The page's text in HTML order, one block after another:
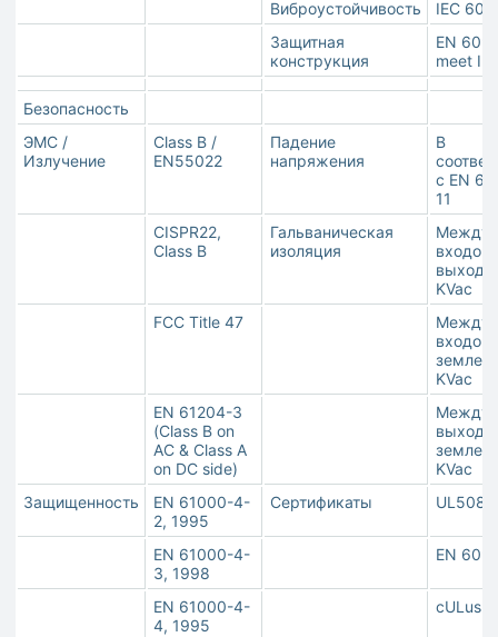
Виброустойчивость
IEC
Защитная
конструкция
EN
meet
Безопасность
ЭМС /
Излучение
Class B /
EN55022
Падение
напряжения
В
с EN
11
CISPR22,
Class B
Гальваническая
изоляция
Между
входом
KVac
FCC Title 47
Между
входом
землей:
KVac
EN 61204-3
(Class B on
AC & Class A
on DC side)
Между
землей:
KVac
Защищенность
EN 61000-4-
2, 1995
Сертификаты UL508
EN 61000-4-
3, 1998
EN
EN 61000-4-
4, 1995
cULus